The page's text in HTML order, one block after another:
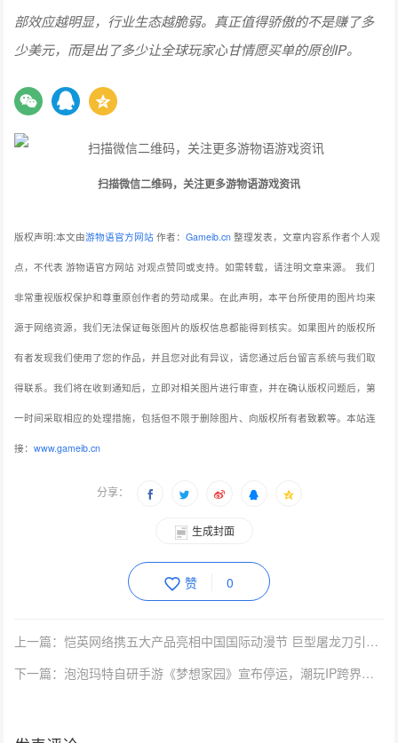
部效应越明显，行业生态越脆弱。真正值得骄傲的不是赚了多
少美元，而是出了多少让全球玩家心甘情愿买单的原创IP。
扫描微信二维码，关注更多游物语游戏资讯
版权声明:本文由游物语官方网站 作者：Gameib.cn 整理发表，文章内容系作者个人观
点，不代表 游物语官方网站 对观点赞同或支持。如需转载，请注明文章来源。 我们
非常重视版权保护和尊重原创作者的劳动成果。在此声明，本平台所使用的图片均来
源于网络资源，我们无法保证每张图片的版权信息都能得到核实。如果图片的版权所
有者发现我们使用了您的作品，并且您对此有异议，请您通过后台留言系统与我们取
得联系。我们将在收到通知后，立即对相关图片进行审查，并在确认版权问题后，第
一时间采取相应的处理措施，包括但不限于删除图片、向版权所有者致歉等。本站连
接：www.gameib.cn
分享：
生成封面
赞 0
上一篇：恺英网络携五大产品亮相中国国际动漫节 巨型屠龙刀引排队热潮
下一篇：泡泡玛特自研手游《梦想家园》宣布停运，潮玩IP跨界游戏阶段性失利